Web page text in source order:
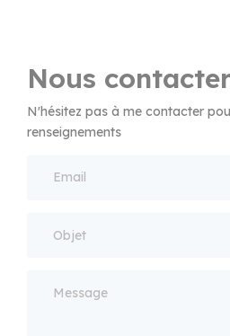
Nous
N'hésitez pas à me contacter
renseignements